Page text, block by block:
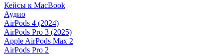
Кейсы к MacBook
Аудио
AirPods 4 (2024)
AirPods Pro 3 (2025)
Apple AirPods Max 2
AirPods Pro 2